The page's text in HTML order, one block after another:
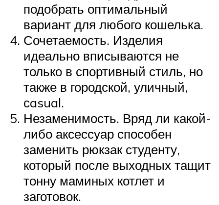
подобрать оптимальный
вариант для любого кошелька.
Сочетаемость. Изделия
идеально вписываются не
только в спортивный стиль, но
также в городской, уличный,
сasual.
Незаменимость. Вряд ли какой-
либо аксессуар способен
заменить рюкзак студенту,
который после выходных тащит
тонну маминых котлет и
заготовок.